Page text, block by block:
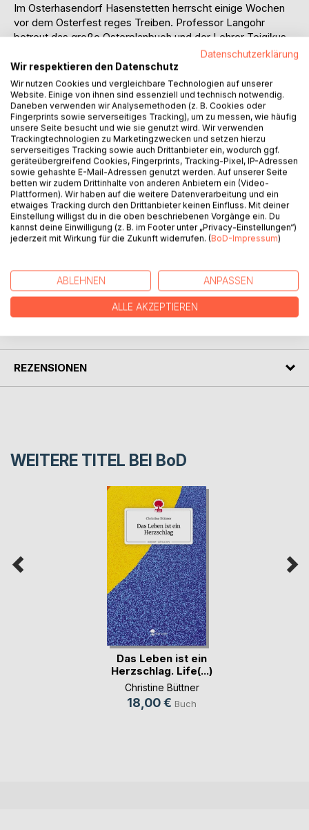
Im Osterhasendorf Hasenstetten herrscht einige Wochen
vor dem Osterfest reges Treiben. Professor Langohr
betreut das große Osterplanbuch und der Lehrer Teigikus
ernennt Krümelpfote wegen seines Karottenkuchens zum
Backmeister. Außerdem backen die fleißigen Häschen
leckere Pinzen und Osterkekse. Im Unterricht erfahren sie
bei Frau Löffelohr Wissenswertes über giftige Pflanzen,
damit sie diese in der Natur erkennen und meiden können.
Trixi und Rocco haben immer verrückte Ideen auf Lager
und machen den Schulalltag viel lustiger. Finni Flitzkarotte
leitet den Hasenkindergarten und bringt den Häschen
fröhliche Lieder bei. Frau Lampe ist in der Turnstunde für
die Schnelligkeit und Beweglichkeit der Hasen zuständig.
Luna Moosruh meditiert mit den Hasenkindern, aber auch
mit den Haseneltern auf der großen Wiese, um ein
bisschen Ruhe in die Vorbereitungshektik zu bringen. Alle
freuen sich schon auf das bevorstehende Osterfest und
AUTOR/IN
REZENSIONEN
WEITERE TITEL BEI BoD
Das Leben ist ein
Herzschlag. Life(...)
Christine Büttner
18,00 € Buch
Datenschutzerklärung
Wir respektieren den Datenschutz
Wir nutzen Cookies und vergleichbare Technologien auf unserer
Website. Einige von ihnen sind essenziell und technisch notwendig.
Daneben verwenden wir Analysemethoden (z. B. Cookies oder
Fingerprints sowie serverseitiges Tracking), um zu messen, wie häufig
unsere Seite besucht und wie sie genutzt wird. Wir verwenden
Trackingtechnologien zu Marketingzwecken und setzen hierzu
serverseitiges Tracking sowie auch Drittanbieter ein, wodurch ggf.
geräteübergreifend Cookies, Fingerprints, Tracking-Pixel, IP-Adressen
sowie gehashte E-Mail-Adressen genutzt werden. Auf unserer Seite
betten wir zudem Drittinhalte von anderen Anbietern ein (Video-
Plattformen). Wir haben auf die weitere Datenverarbeitung und ein
etwaiges Tracking durch den Drittanbieter keinen Einfluss. Mit deiner
Einstellung willigst du in die oben beschriebenen Vorgänge ein. Du
kannst deine Einwilligung (z. B. im Footer unter „Privacy-Einstellungen“)
jederzeit mit Wirkung für die Zukunft widerrufen. (BoD-Impressum)
ABLEHNEN ANPASSEN
ALLE AKZEPTIEREN